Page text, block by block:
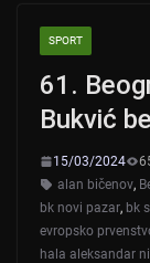
A
p
p
SPORT
61.
Bukvić
15/03/2024
alan bičenov,
bk novi pazar, bk
evropsko
hala aleksandar